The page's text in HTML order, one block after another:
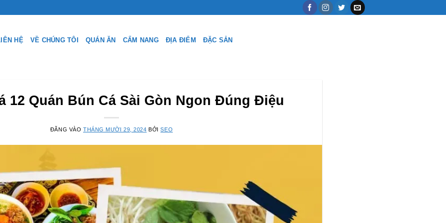
HỆ VỀ CHÚNG TÔI QUÁN ĂN CẨM NANG ĐỊA ĐIỂM ĐẶC SẢN
12 Quán Bún Cá Sài Gòn Ngon Đúng Điệu
ĐĂNG VÀO THÁNG MƯỜI 29, 2024 BỞISEO